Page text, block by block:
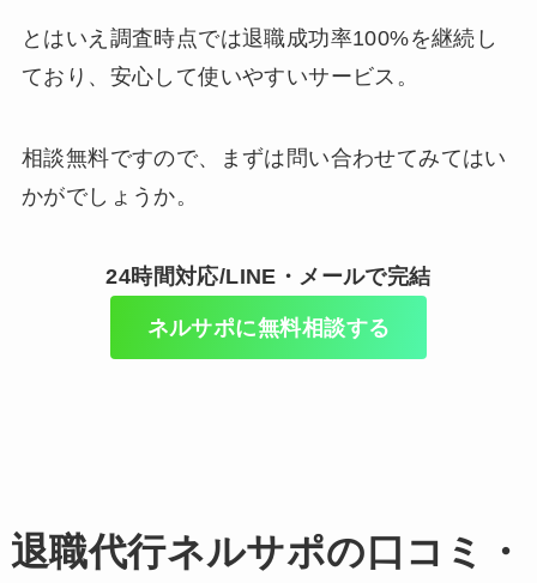
とはいえ調査時点では退職成功率100%を継続し
ており、安心して使いやすいサービス。
相談無料ですので、まずは問い合わせてみてはい
かがでしょうか。
24時間対応/LINE・メールで完結
ネルサポに無料相談する
退職代行ネルサポの口コミ・